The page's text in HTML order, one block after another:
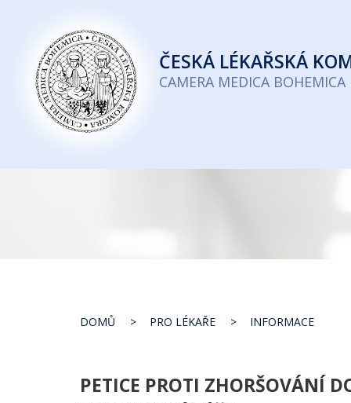
Česká
lékařská
komora
ČESKÁ LÉKAŘSKÁ
CAMERA MEDICA BOHEMICA
DOMŮ PRO LÉKAŘE INFORMACE
PETICE PROTI ZHORŠOVÁNÍ